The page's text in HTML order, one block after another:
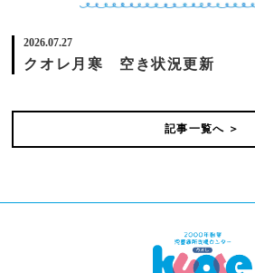
2026.07.27
クオレ月寒 空き状況更新
記事一覧へ ＞